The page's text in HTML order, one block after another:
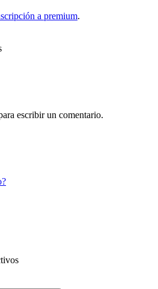
a premium.
escribir un comentario.